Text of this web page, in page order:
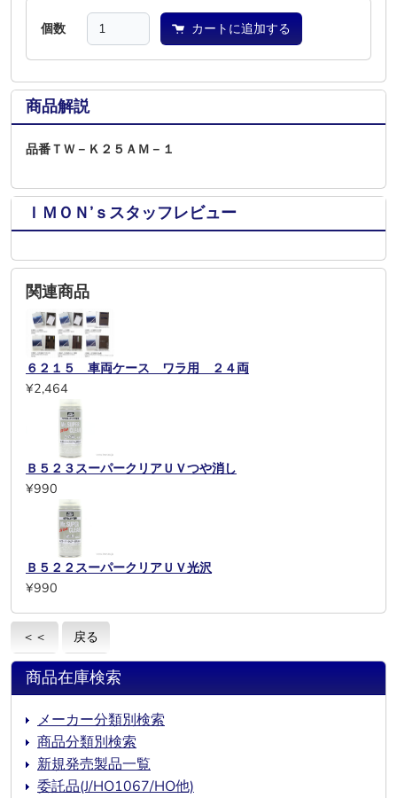
個数 カートに追加する
商品解説
品番ＴＷ－Ｋ２５ＡＭ－１
ＩＭＯＮ’ｓスタッフレビュー
関連商品
６２１５ 車両ケース ワラ用 ２４両
¥2,464
Ｂ５２３スーパークリアＵＶつや消し
¥990
Ｂ５２２スーパークリアＵＶ光沢
¥990
＜＜ 戻る
商品在庫検索
メーカー分類別検索
商品分類別検索
新規発売製品一覧
委託品(J/HO1067/HO他)